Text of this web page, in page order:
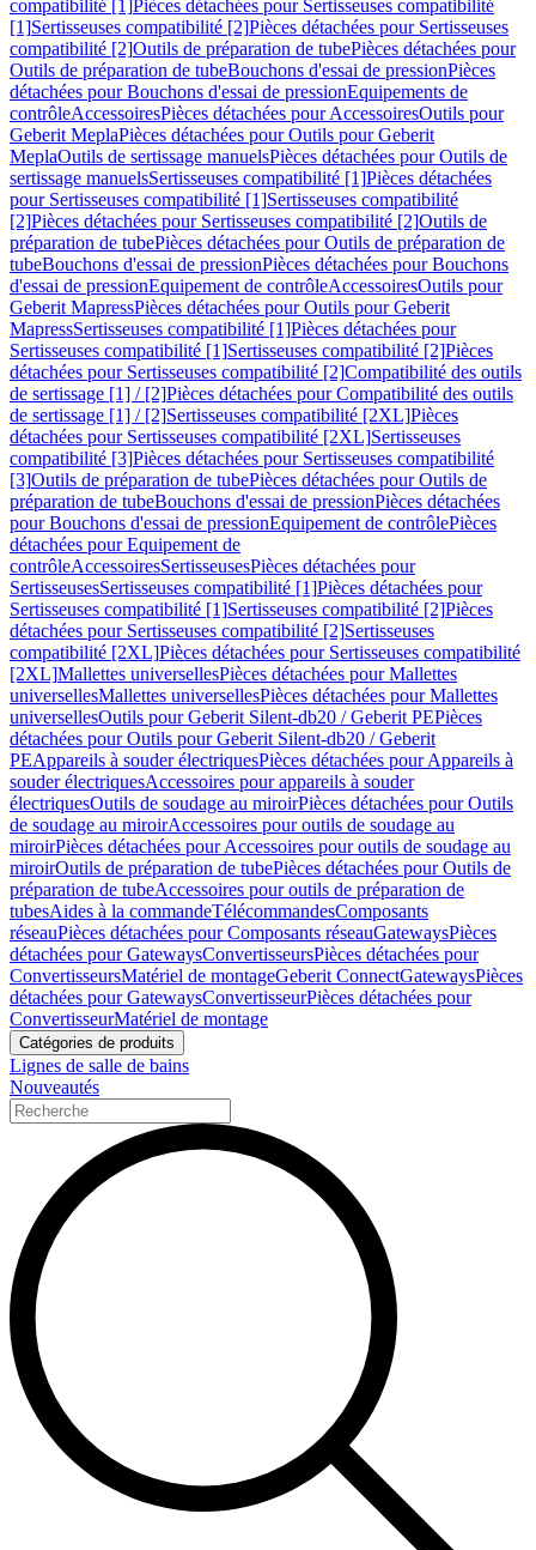
compatibilité [1]Pièces détachées pour Sertisseuses compatibilité
[1]Sertisseuses compatibilité [2]Pièces détachées pour Sertisseuses
compatibilité [2]Outils de préparation de tubePièces détachées pour
Outils de préparation de tubeBouchons d'essai de pressionPièces
détachées pour Bouchons d'essai de pressionEquipements de
contrôleAccessoiresPièces détachées pour AccessoiresOutils pour
Geberit MeplaPièces détachées pour Outils pour Geberit
MeplaOutils de sertissage manuelsPièces détachées pour Outils de
sertissage manuelsSertisseuses compatibilité [1]Pièces détachées
pour Sertisseuses compatibilité [1]Sertisseuses compatibilité
[2]Pièces détachées pour Sertisseuses compatibilité [2]Outils de
préparation de tubePièces détachées pour Outils de préparation de
tubeBouchons d'essai de pressionPièces détachées pour Bouchons
d'essai de pressionEquipement de contrôleAccessoiresOutils pour
Geberit MapressPièces détachées pour Outils pour Geberit
MapressSertisseuses compatibilité [1]Pièces détachées pour
Sertisseuses compatibilité [1]Sertisseuses compatibilité [2]Pièces
détachées pour Sertisseuses compatibilité [2]Compatibilité des outils
de sertissage [1] / [2]Pièces détachées pour Compatibilité des outils
de sertissage [1] / [2]Sertisseuses compatibilité [2XL]Pièces
détachées pour Sertisseuses compatibilité [2XL]Sertisseuses
compatibilité [3]Pièces détachées pour Sertisseuses compatibilité
[3]Outils de préparation de tubePièces détachées pour Outils de
préparation de tubeBouchons d'essai de pressionPièces détachées
pour Bouchons d'essai de pressionEquipement de contrôlePièces
détachées pour Equipement de
contrôleAccessoiresSertisseusesPièces détachées pour
SertisseusesSertisseuses compatibilité [1]Pièces détachées pour
Sertisseuses compatibilité [1]Sertisseuses compatibilité [2]Pièces
détachées pour Sertisseuses compatibilité [2]Sertisseuses
compatibilité [2XL]Pièces détachées pour Sertisseuses compatibilité
[2XL]Mallettes universellesPièces détachées pour Mallettes
universellesMallettes universellesPièces détachées pour Mallettes
universellesOutils pour Geberit Silent-db20 / Geberit PEPièces
détachées pour Outils pour Geberit Silent-db20 / Geberit
PEAppareils à souder électriquesPièces détachées pour Appareils à
souder électriquesAccessoires pour appareils à souder
électriquesOutils de soudage au miroirPièces détachées pour Outils
de soudage au miroirAccessoires pour outils de soudage au
miroirPièces détachées pour Accessoires pour outils de soudage au
miroirOutils de préparation de tubePièces détachées pour Outils de
préparation de tubeAccessoires pour outils de préparation de
tubesAides à la commandeTélécommandesComposants
réseauPièces détachées pour Composants réseauGatewaysPièces
détachées pour GatewaysConvertisseursPièces détachées pour
ConvertisseursMatériel de montageGeberit ConnectGatewaysPièces
détachées pour GatewaysConvertisseurPièces détachées pour
ConvertisseurMatériel de montage
Catégories de produits
Lignes de salle de bains
Nouveautés